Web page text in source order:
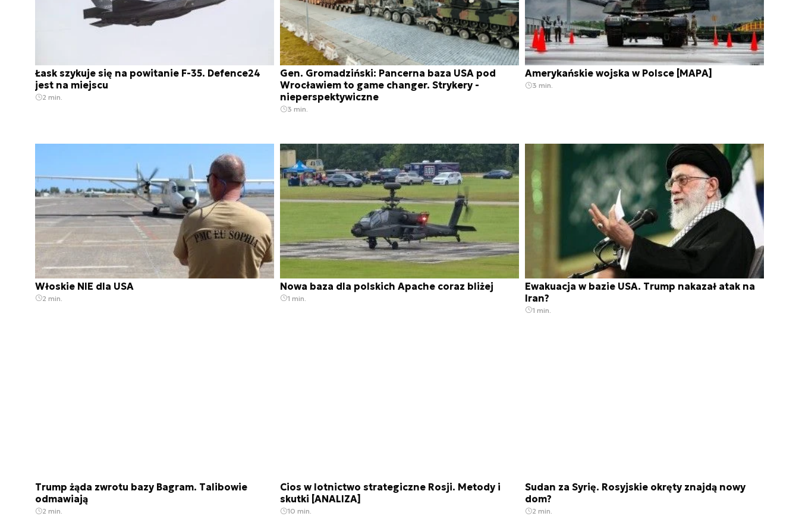
Łask szykuje się na powitanie F-35. Defence24
jest na miejscu
2 min.
Gen. Gromadziński: Pancerna baza USA pod
Wrocławiem to game changer. Strykery -
nieperspektywiczne
3 min.
Amerykańskie wojska w Polsce [MAPA]
3 min.
Włoskie NIE dla USA
2 min.
Nowa baza dla polskich Apache coraz bliżej
1 min.
Ewakuacja w bazie USA. Trump nakazał atak na
Iran?
1 min.
Trump żąda zwrotu bazy Bagram. Talibowie
odmawiają
2 min.
Cios w lotnictwo strategiczne Rosji. Metody i
skutki [ANALIZA]
10 min.
Sudan za Syrię. Rosyjskie okręty znajdą nowy
dom?
2 min.